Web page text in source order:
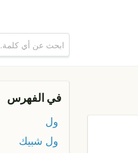
في الفهرس
ول
ول شبيك